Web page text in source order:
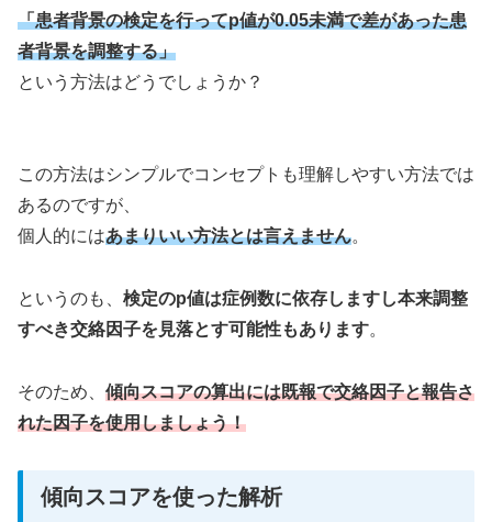
「患者背景の検定を行ってp値が0.05未満で差があった患
者背景を調整する」
という方法はどうでしょうか？
この方法はシンプルでコンセプトも理解しやすい方法では
あるのですが、
個人的にはあまりいい方法とは言えません。
というのも、 検定のp値は症例数に依存しますし本来調整
すべき交絡因子を見落とす可能性もあります。
そのため、 傾向スコアの算出には既報で交絡因子と報告さ
れた因子を使用しましょう！
傾向スコアを使った解析